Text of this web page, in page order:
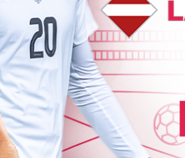
liga, 23. kārta
FK VIOLA
stadions "Daugava"